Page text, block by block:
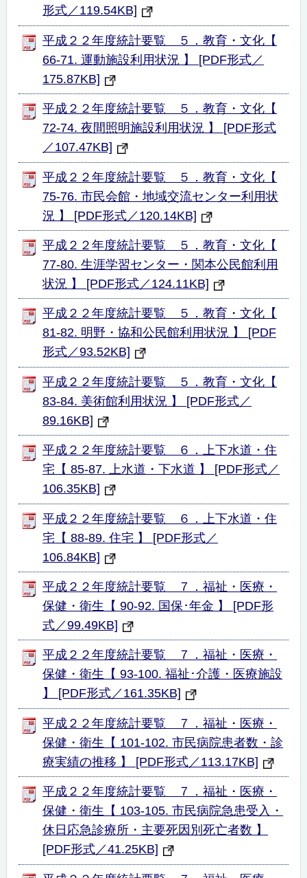
形式／119.54KB]
平成２２年度統計要覧 ５．教育・文化【
66-71. 運動施設利用状況 】 [PDF形式／
175.87KB]
平成２２年度統計要覧 ５．教育・文化【
72-74. 夜間照明施設利用状況 】 [PDF形式
／107.47KB]
平成２２年度統計要覧 ５．教育・文化【
75-76. 市民会館・地域交流センター利用状
況 】 [PDF形式／120.14KB]
平成２２年度統計要覧 ５．教育・文化【
77-80. 生涯学習センター・関本公民館利用
状況 】 [PDF形式／124.11KB]
平成２２年度統計要覧 ５．教育・文化【
81-82. 明野・協和公民館利用状況 】 [PDF
形式／93.52KB]
平成２２年度統計要覧 ５．教育・文化【
83-84. 美術館利用状況 】 [PDF形式／
89.16KB]
平成２２年度統計要覧 ６．上下水道・住
宅【 85-87. 上水道・下水道 】 [PDF形式／
106.35KB]
平成２２年度統計要覧 ６．上下水道・住
宅【 88-89. 住宅 】 [PDF形式／
106.84KB]
平成２２年度統計要覧 ７．福祉・医療・
保健・衛生【 90-92. 国保･年金 】 [PDF形
式／99.49KB]
平成２２年度統計要覧 ７．福祉・医療・
保健・衛生【 93-100. 福祉･介護・医療施設
】 [PDF形式／161.35KB]
平成２２年度統計要覧 ７．福祉・医療・
保健・衛生【 101-102. 市民病院患者数・診
療実績の推移 】 [PDF形式／113.17KB]
平成２２年度統計要覧 ７．福祉・医療・
保健・衛生【 103-105. 市民病院急患受入・
休日応急診療所・主要死因別死亡者数 】
[PDF形式／41.25KB]